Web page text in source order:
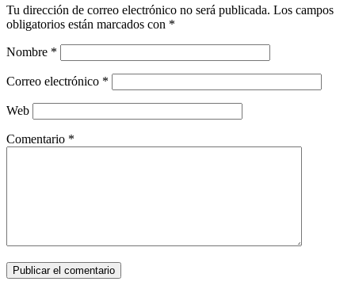
Tu dirección de correo electrónico no será publicada. Los campos
obligatorios están marcados con *
Nombre *
Correo electrónico *
Web
Comentario *